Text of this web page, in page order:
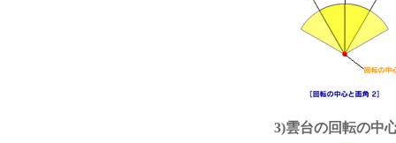
3)雲台の回転の中